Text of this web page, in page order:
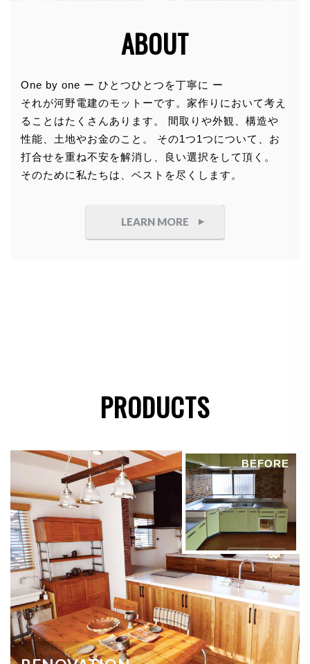
ABOUT
One by one ー ひとつひとつを丁寧に ー
それが河野電建のモットーです。家作りにおいて考え
ることはたくさんあります。 間取りや外観、構造や
性能、土地やお金のこと。 その1つ1つについて、お
打合せを重ね不安を解消し、良い選択をして頂く。
そのために私たちは、ベストを尽くします。
LEARN MORE
PRODUCTS
BEFORE
お客さまからお預かりした個人情報は、当社からのご
連絡や業務のご案内やご質問に対する回答として、電
子メールや資料のご送付に利用いたします。
個人情報の安全対策
当社は、個人情報の正確性及び安全性確保のために、
セキュリティに万全の対策を講じています。
ご本人の照会
お客さまがご本人の個人情報の照会・修正・削除など
をご希望される場合には、ご本人であることを確認の
上、対応させていただきます。